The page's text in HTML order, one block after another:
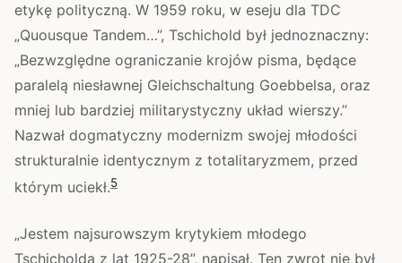
etykę polityczną. W 1959 roku, w eseju dla TDC
„Quousque Tandem…”, Tschichold był jednoznaczny:
„Bezwzględne ograniczanie krojów pisma, będące
paralelą niesławnej Gleichschaltung Goebbelsa, oraz
mniej lub bardziej militarystyczny układ wierszy.”
Nazwał dogmatyczny modernizm swojej młodości
strukturalnie identycznym z totalitaryzmem, przed
którym uciekł.5
„Jestem najsurowszym krytykiem młodego
Tschicholda z lat 1925-28”, napisał. Ten zwrot nie był